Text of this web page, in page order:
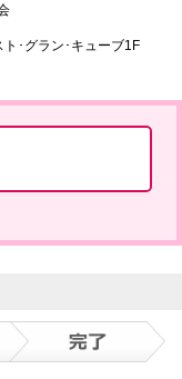
･グラン･キューブ1F